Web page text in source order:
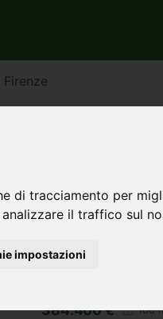
di tracciamento per
il traffico sul
impostazioni
Appartamento
384.400 € 160